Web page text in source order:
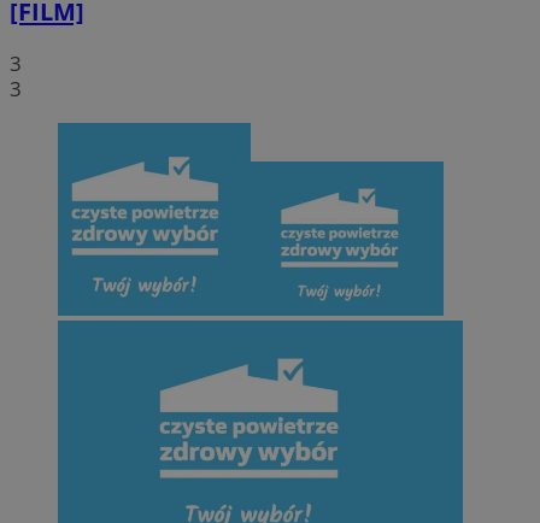
[FILM]
3
3